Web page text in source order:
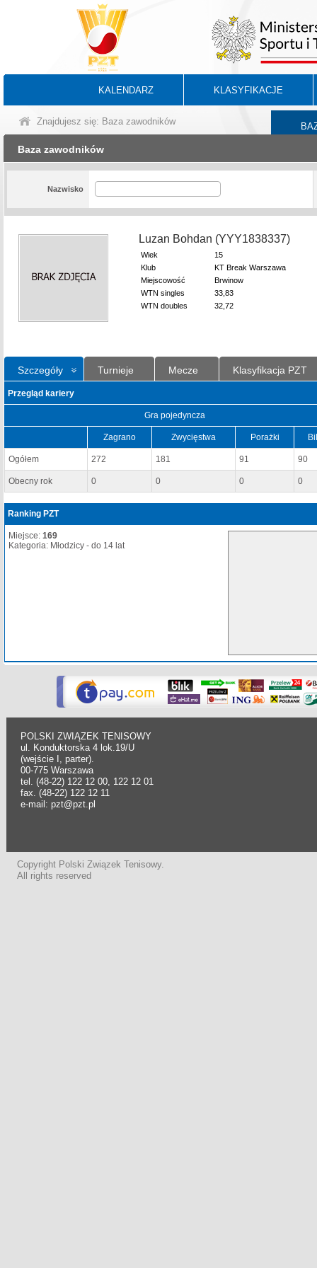
KALENDARZ KLASYFIKACJE
Znajdujesz się: Baza zawodników
Baza zawodników
Nazwisko
Luzan Bohdan (YYY1838337)
Wiek
15
Klub
KT Break Warszawa
Miejscowość
Brwinow
WTN singles
33,83
WTN doubles
32,72
Szczegóły Turnieje Mecze Klasyfikacja PZT
Przegląd kariery
Gra pojedyncza
Zagrano Zwycięstwa Porażki
Ogółem 272 181 91 90
Obecny rok 0 0 0 0
Ranking PZT
Miejsce: 169
Kategoria: Młodzicy - do 14 lat
POLSKI ZWIĄZEK TENISOWY
ul. Konduktorska 4 lok.19/U
(wejście I, parter).
00-775 Warszawa
tel. (48-22) 122 12 00, 122 12 01
fax. (48-22) 122 12 11
e-mail: pzt@pzt.pl
Copyright Polski Związek Tenisowy.
All rights reserved